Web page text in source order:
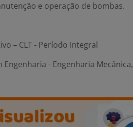
e operação de bombas.
– CLT - Período Integral
Engenharia - Engenharia Mecânica,